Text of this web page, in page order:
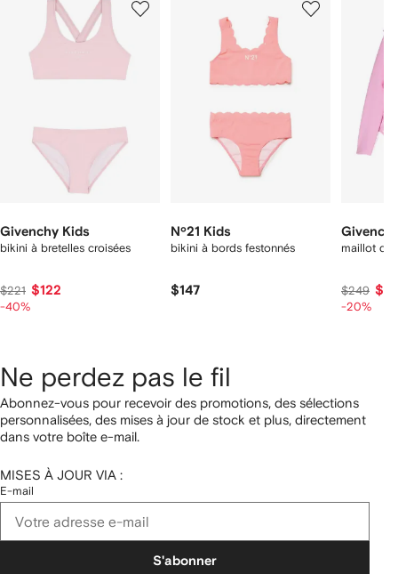
Givenchy Kids
bikini à bretelles croisées
$221 $122
-40%
Nº21 Kids
bikini à bords festonnés
$147
maillot de
$249
-20%
Ne perdez pas le fil
Abonnez-vous pour recevoir des promotions, des sélections
personnalisées, des mises à jour de stock et plus, directement
dans votre boîte e-mail.
MISES À JOUR VIA :
E-mail
S'abonner